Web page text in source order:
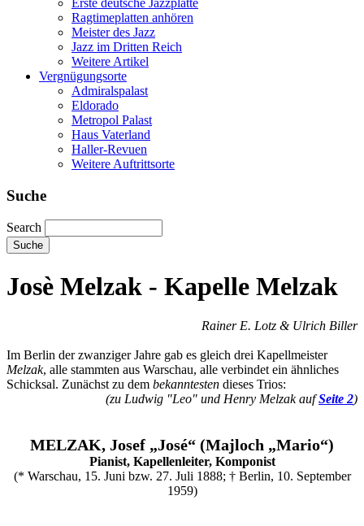
Ragtimeplatten anhören
Meister des Jazz
Jazz im Dritten Reich
Weitere Artikel
Vergnügungsorte
Admiralspalast
Eldorado
Metropol Palast
Haus Vaterland
Haller-Revuen
Weitere Auftrittsorte
Suche
Search
Josè Melzak - Kapelle Melzak
Rainer E. Lotz & Ulrich Biller
Im Berlin der zwanziger Jahre gab es gleich drei Kapellmeister
Melzak, alle stammten aus Warschau, alle verbindet ein ähnliches
Schicksal. Zunächst zu dem bekanntesten dieses Trios:
(zu Ludwig "Leo" und Henry Melzak aufSeite 2)
MELZAK, Josef „José“ (Majloch „Mario“)
Pianist, Kapellenleiter, Komponist
(* Warschau, 15. Juni bzw. 27. Juli 1888; † Berlin, 10. September
1959)